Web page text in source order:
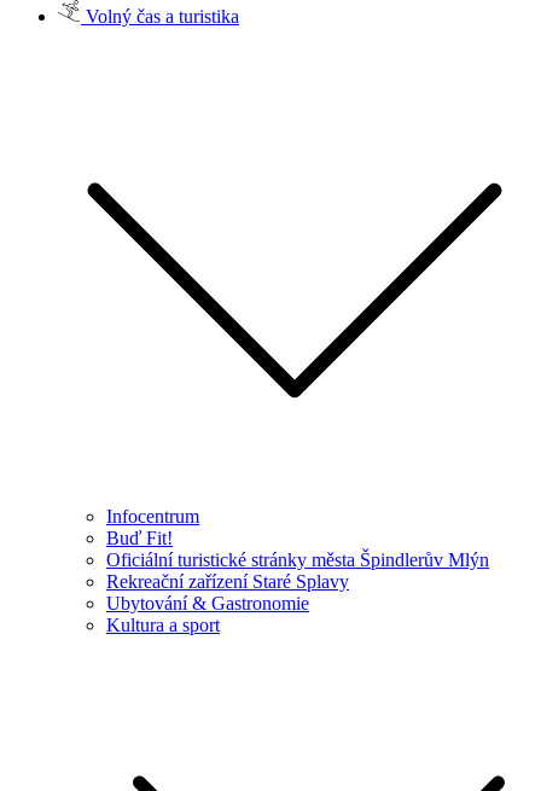
Volný čas a turistika
Infocentrum
Buď Fit!
Oficiální turistické stránky města Špindlerův Mlýn
Rekreační zařízení Staré Splavy
Ubytování & Gastronomie
Kultura a sport